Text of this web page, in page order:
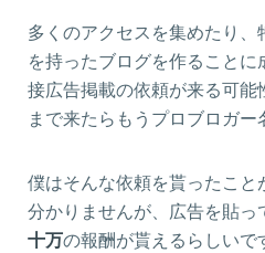
多くのアクセスを集めたり、
を持ったブログを作ること
接広告掲載の依頼が来る可能
まで来たらもうプロブロガー
僕はそんな依頼を貰ったこと
分かりませんが、広告を貼っ
十万の報酬が貰えるらしい